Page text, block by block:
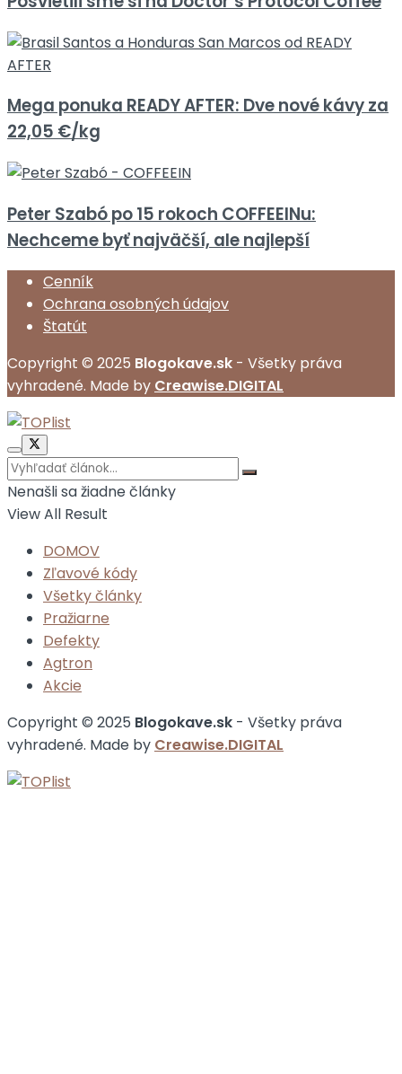
Mega ponuka READY AFTER: Dve nové kávy za
22,05 €/kg
Peter Szabó po 15 rokoch COFFEEINu:
Nechceme byť najväčší, ale najlepší
Cenník
Ochrana osobných údajov
Štatút
Copyright © 2025 Blogokave.sk - Všetky práva
vyhradené. Made by Creawise.DIGITAL
Nenašli sa žiadne články
View All Result
DOMOV
Zľavové kódy
Všetky články
Pražiarne
Defekty
Agtron
Akcie
Copyright © 2025 Blogokave.sk - Všetky práva
vyhradené. Made by Creawise.DIGITAL